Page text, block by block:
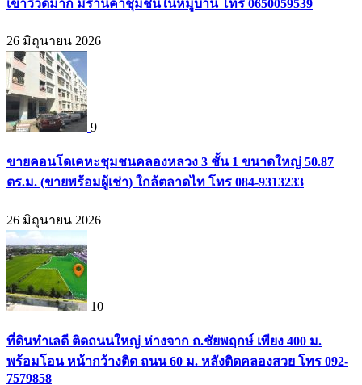
เขาวิวดีมาก มีร้านค้าชุมชนในหมู่บ้าน โทร 0650059539
26 มิถุนายน 2026
9
ขายคอนโดเคหะชุมชนคลองหลวง 3 ชั้น 1 ขนาดใหญ่ 50.87
ตร.ม. (ขายพร้อมผู้เช่า) ใกล้ตลาดไท โทร 084-9313233
26 มิถุนายน 2026
10
ที่ดินทำเลดี ติดถนนใหญ่ ห่างจาก ถ.ชัยพฤกษ์ เพียง 400 ม.
พร้อมโอน หน้ากว้างติด ถนน 60 ม. หลังติดคลองสวย โทร 092-
7579858